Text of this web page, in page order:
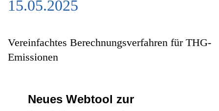
Das Technologieland
Innovationsfelder
Netzwerke
15.05.2025
Vereinfachtes Berechnungsverfahren für THG-
Emissionen
Neues Webtool zur